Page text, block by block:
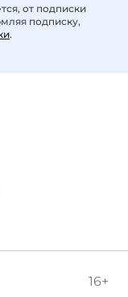
от подписки
подписку,
.
16+